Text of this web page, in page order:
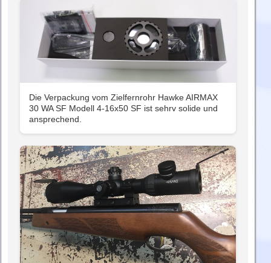
Die Verpackung vom Zielfernrohr Hawke AIRMAX
30 WA SF Modell 4-16x50 SF ist sehrv solide und
ansprechend.